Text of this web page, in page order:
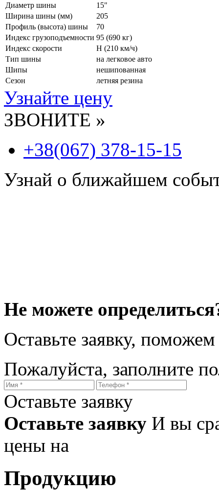
Диаметр шины
15"
Ширина шины (мм)
205
Профиль (высота) шины
70
Индекс грузоподъемности 95 (690 кг)
Индекс скорости
H (210 км/ч)
Тип шины
на легковое авто
Шипы
нешипованная
Сезон
летняя резина
Узнайте цену
ЗВОНИТЕ »
+38(067) 378-15-15
Узнай о ближайшем
Не можете
Оставьте заявку,
Пожалуйста, заполните
Оставьте заявку
Оставьте заявку И вы
цены на
Продукцию